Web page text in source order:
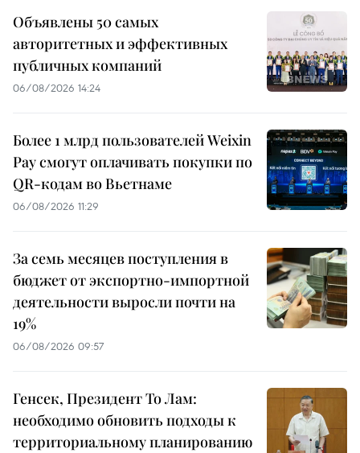
Объявлены 50 самых
авторитетных и эффективных
публичных компаний
06/08/2026 14:24
Более 1 млрд пользователей Weixin
Pay смогут оплачивать покупки по
QR-кодам во Вьетнаме
06/08/2026 11:29
За семь месяцев поступления в
бюджет от экспортно-импортной
деятельности выросли почти на
19%
06/08/2026 09:57
Генсек, Президент То Лам:
необходимо обновить подходы к
территориальному планированию